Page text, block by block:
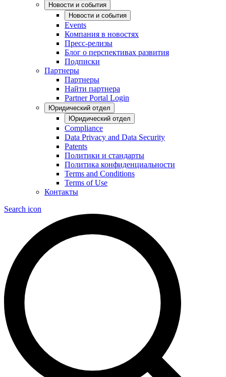
Новости и события
Новости и события
Events
Компания в новостях
Пресс-релизы
Блог о перспективах развития
Подписки
Партнеры
Партнеры
Найти партнера
Partner Portal Login
Юридический отдел
Юридический отдел
Compliance
Data Privacy and Data Security
Patents
Политики и стандарты
Политика конфиденциальности
Terms and Conditions
Terms of Use
Контакты
Search icon